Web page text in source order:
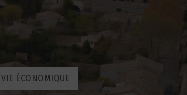
VIE ÉCONOMIQUE